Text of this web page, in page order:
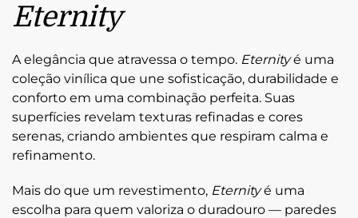
Eternity
A elegância que atravessa o tempo. Eternityé uma
coleção vinílica que une sofisticação, durabilidade e
conforto em uma combinação perfeita. Suas
superfícies revelam texturas refinadas e cores
serenas, criando ambientes que respiram calma e
refinamento.
Mais do que um revestimento, Eternityé uma
escolha para quem valoriza o duradouro — paredes